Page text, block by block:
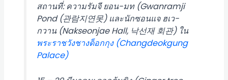
สถานที่: ความรัมจี ยอน-มท (Gwanramji
Pond (관람지연못) และนักซอนแจ ฮเว-
กวาน (Nakseonjae Hall, 낙선재 회관) ใน
พระราชวังชางด็อกกุง (Changdeokgung
Palace)